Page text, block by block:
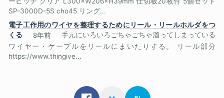
SP-3000D-5S cho45 リング...
電子工作用のワイヤを整理するためにリール・リールホルダをつ
くる
8年前
手元にいろいろごちゃごちゃ溜ってしまっている
ワイヤー・ケーブルをリールにまいたりする。 リール部分
https://www.thingive...